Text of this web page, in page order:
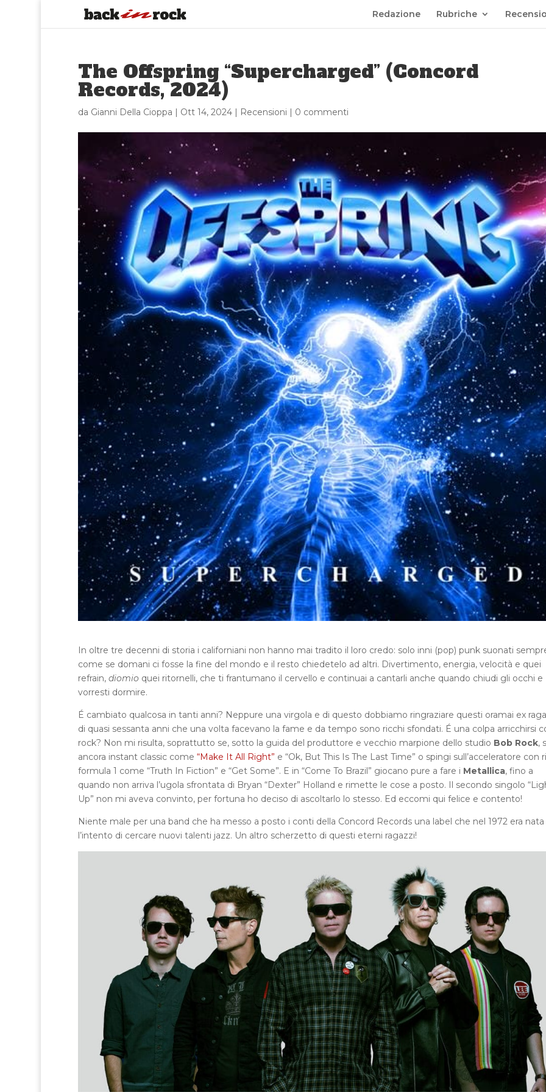
Redazione Rubriche
The Offspring “Supercharged” (Concord
Records, 2024)
da Gianni Della Cioppa | Ott 14, 2024| Recensioni | 0 commenti
In oltre tre decenni di storia i californiani non hanno mai tradito il loro credo: solo inni (pop) punk suonati
come se domani ci fosse la fine del mondo e il resto chiedetelo ad altri. Divertimento, energia, velocità e quei
refrain, diomio quei ritornelli, che ti frantumano il cervello e continuai a cantarli anche quando chiudi gli occhi e
vorresti dormire.
É cambiato qualcosa in tanti anni? Neppure una virgola e di questo dobbiamo ringraziare questi oramai ex
di quasi sessanta anni che una volta facevano la fame e da tempo sono ricchi sfondati. É una colpa arricchirsi
rock? Non mi risulta, soprattutto se, sotto la guida del produttore e vecchio marpione dello studio Bob Rock,
ancora instant classic come “Make It All Right” e “Ok, But This Is The Last Time” o spingi sull’acceleratore con
formula 1 come “Truth In Fiction” e “Get Some”. E in “Come To Brazil” giocano pure a fare i Metallica, fino a
quando non arriva l’ugola sfrontata di Bryan “Dexter” Holland e rimette le cose a posto. Il secondo singolo
Up” non mi aveva convinto, per fortuna ho deciso di ascoltarlo lo stesso. Ed eccomi qui felice e contento!
Niente male per una band che ha messo a posto i conti della Concord Records una label che nel 1972 era
l’intento di cercare nuovi talenti jazz. Un altro scherzetto di questi eterni ragazzi!